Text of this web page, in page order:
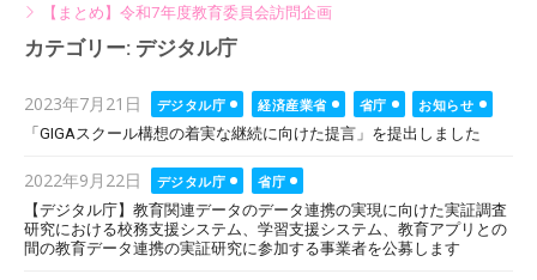
【まとめ】令和7年度教育委員会訪問企画
カテゴリー: デジタル庁
Posted
on
2023年7月21日 デジタル庁 経済産業省 省庁
お知らせ
「GIGAスクール構想の着実な継続に向けた提言」を提出しました
Posted
on
2022年9月22日 デジタル庁
省庁
【デジタル庁】教育関連データのデータ連携の実現に向けた実証調査
研究における校務支援システム、学習支援システム、教育アプリとの
間の教育データ連携の実証研究に参加する事業者を公募します